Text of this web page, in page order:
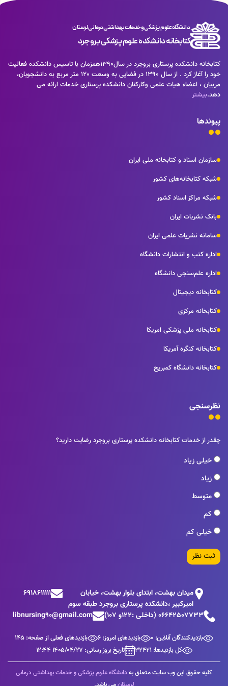
دانشگاه علوم پزشکی و خدمات بهداشتی درمانی لرستان
کتابخانه دانشکده علوم پزشکی بروجرد
كتابخانه دانشكده پرستاری بروجرد در سال1390همزمان با تاسيس دانشكده فعاليت
خود را آغاز كرد . از سال 1390 در فضايی به وسعت 120 متر مربع به دانشجويان،
مربيان ، اعضاء هيات علمی وكاركنان دانشكده پرستاری خدمات ارائه می
دهد.بیشتر
پیوندها
سازمان اسناد و کتابخانه ملی ایران
شبکه کتابخانه‌های کشور
شبکه مراکز اسناد کشور
بانک نشریات ایران
سامانه نشریات علمی ایران
اداره کتب و انتشارات دانشگاه
اداره علم‌سنجی دانشگاه
کتابخانه دیجیتال
کتابخانه مرکزی
کتابخانه ملی پزشکی امریکا
کتابخانه کنگره آمریکا
کتابخانه دانشگاه کمبریج
نظرسنجی
چقدر از خدمات کتابخانه دانشکده پرستاری بروجرد رضایت دارید؟
خیلی زیاد
زیاد
متوسط
کم
خیلی کم
ثبت نظر
ميدان بهشت، ابتدای بلوار بهشت، خيابان
اميركبير ،دانشكده پرستاری بروجرد طبقه سوم
6918611111
06642507733 (داخلی :122و 107)
libnursing90@gmail.com
بازدیدکنندگان آنلاین: 0 بازدیدهای امروز: 6
بازدیدهای فعلی از صفحه: 145
کل بازدیدها: 32421
تاریخ بروز رسانی: 1405/04/27 12:44
کلیه حقوق این وب سایت متعلق به دانشگاه علوم پزشکی و خدمات بهداشتی درمانی